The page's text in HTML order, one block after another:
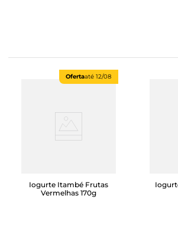
Ofertaaté 12/08
Iogurte Itambé Frutas
Vermelhas 170g